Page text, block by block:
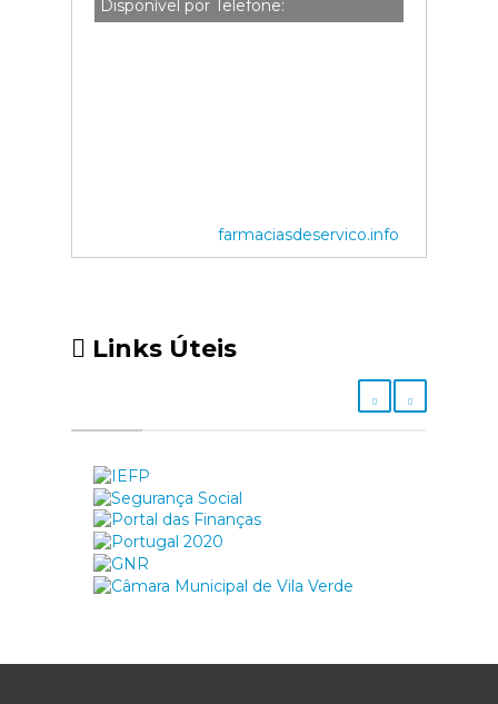
Disponível por Telefone:
farmaciasdeservico.info
Links Úteis